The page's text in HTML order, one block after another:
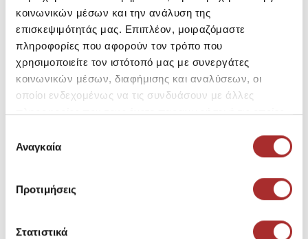
κοινωνικών μέσων και την ανάλυση της
επισκεψιμότητάς μας. Επιπλέον, μοιραζόμαστε
πληροφορίες που αφορούν τον τρόπο που
χρησιμοποιείτε τον ιστότοπό μας με συνεργάτες
κοινωνικών μέσων, διαφήμισης και αναλύσεων, οι
οποίοι ενδεχομένως να τις συνδυάσουν με άλλες
πληροφορίες που τους έχετε παραχωρήσει ή τις οποίες
των υπηρεσιών τους.
συγκατάθεσης
Αναγκαία
Προτιμήσεις
Στατιστικά
Μεγεθολόγιο
SKU: 25295443B2245
Κωδικός Κατασκευαστή: 15332586
Σύνθεση
Αποστολές Προϊόντων
Επιστροφές Προϊόντων